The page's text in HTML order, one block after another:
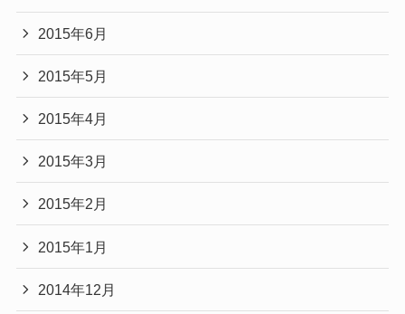
2015年6月
2015年5月
2015年4月
2015年3月
2015年2月
2015年1月
2014年12月